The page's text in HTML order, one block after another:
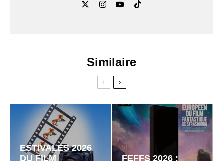
Similaire
ESTIVALES 2026
DU FILM
FEFFS 2026 :